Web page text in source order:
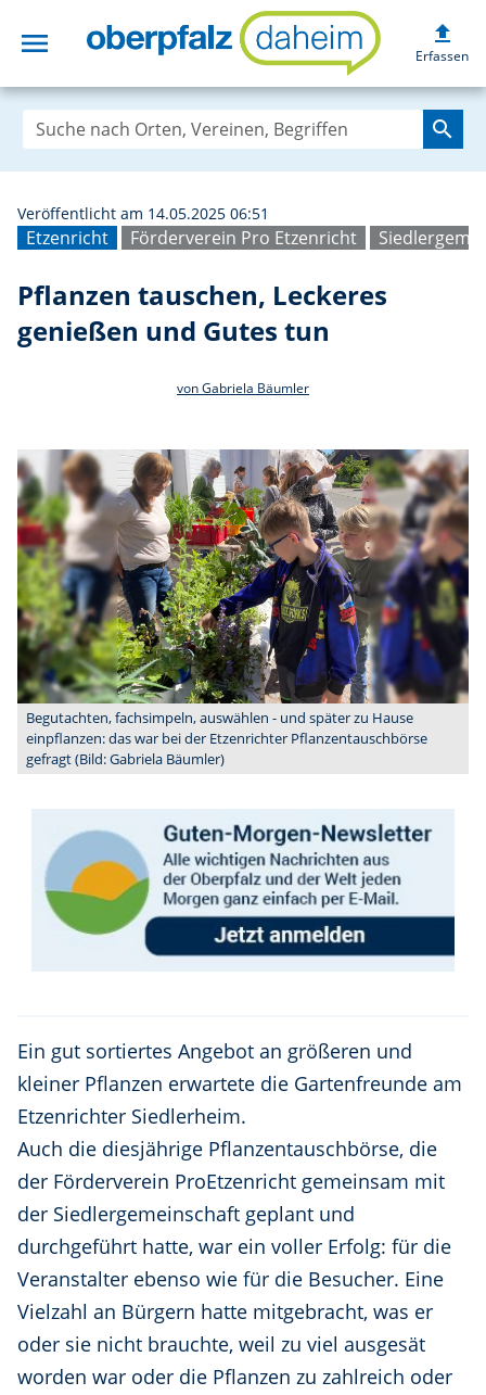
menu Pflanzen
upload
Erfassen
search
Etzenricht Förderverein Pro Etzenricht
Veröffentlicht am 14.05.2025 06:51
Pflanzen tauschen, Leckeres
genießen und Gutes tun
von Gabriela Bäumler
Begutachten, fachsimpeln, auswählen - und später zu Hause
einpflanzen: das war bei der Etzenrichter Pflanzentauschbörse
gefragt (Bild: Gabriela Bäumler)
Ein gut sortiertes Angebot an größeren und
kleiner Pflanzen erwartete die Gartenfreunde am
Etzenrichter Siedlerheim.
Auch die diesjährige Pflanzentauschbörse, die
der Förderverein ProEtzenricht gemeinsam mit
der Siedlergemeinschaft geplant und
durchgeführt hatte, war ein voller Erfolg: für die
Veranstalter ebenso wie für die Besucher. Eine
Vielzahl an Bürgern hatte mitgebracht, was er
oder sie nicht brauchte, weil zu viel ausgesät
worden war oder die Pflanzen zu zahlreich oder